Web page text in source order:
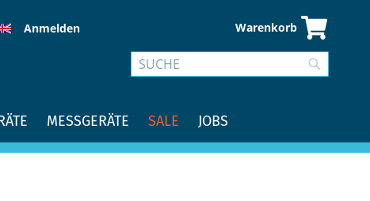
Anmelden Warenkorb
Suche
MESSGERÄTE SALE JOBS